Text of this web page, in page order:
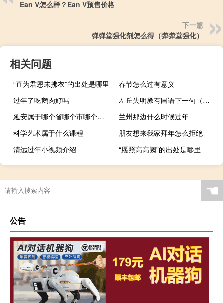
Ean V怎么样？Ean V预售价格
下一篇
弹弹堂强化剂怎么得（弹弹堂强化）
相关问题
“直为君恩未拂衣”的出处是哪里
春节怎么过有意义
过年了吃鹅肉好吗
左丘失明厥有国语下一句（左丘失明厥有国语）
延安属于哪个省哪个市哪个区（延安属于哪个省）
兰州那边什么时候过年
科学艺术属于什么课程
朋友想来我家拜年怎么拒绝
清远过年小视频介绍
“愿照高高阙”的出处是哪里
☚
公告